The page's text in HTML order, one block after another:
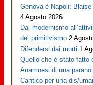
Genova è Napoli:
4 Agosto 2026
Dal modernismo
del primitivismo 2
Difendersi dai morti 1
Quello che è stato fatto
Anamnesi di una
Cantico per una dis/